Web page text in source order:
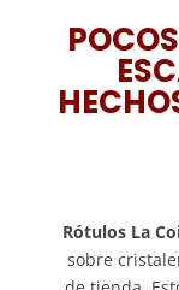
Rótulos La
sobre